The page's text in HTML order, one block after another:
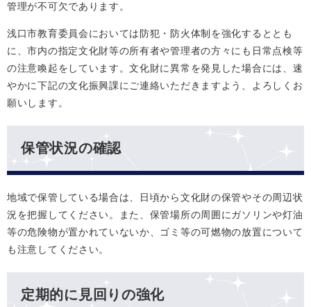
管理が不可欠であります。
浅口市教育委員会においては防犯・防火体制を強化するととも
に、市内の指定文化財等の所有者や管理者の方々にも日常点検等
の注意喚起をしています。文化財に異常を発見した場合には、速
やかに下記の文化振興課にご連絡いただきますよう、よろしくお
願いします。
保管状況の確認
地域で保管している場合は、日頃から文化財の保管やその周辺状
況を把握してください。また、保管場所の周囲にガソリンや灯油
等の危険物が置かれていないか、ゴミ等の可燃物の放置について
も注意してください。
定期的に見回りの強化